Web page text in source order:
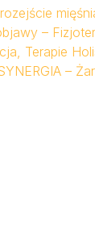
rozejście
–
Terapie
–